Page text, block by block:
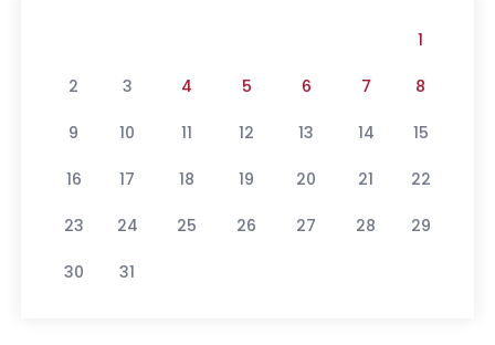
1
2 3 4 5 6 7 8
9 10 11 12 13 14 15
16 17 18 19 20 21 22
23 24 25 26 27 28 29
30 31